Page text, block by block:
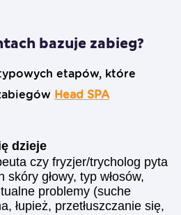
bazuje zabieg?
etapów, które
Head SPA
dzieje
czy fryzjer/trycholog pyta
skóry głowy, typ włosów,
problemy (suche
łupież, przetłuszczanie się,